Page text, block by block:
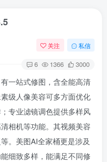
关注 私信
6 1366 3000
一站式修图，含全能高清
级人像美容可多方面优化
专业滤镜调色提供多样风
相机等功能。其视频美容
。美图AI全家桶更是涉及
细致多样，能满足不同修